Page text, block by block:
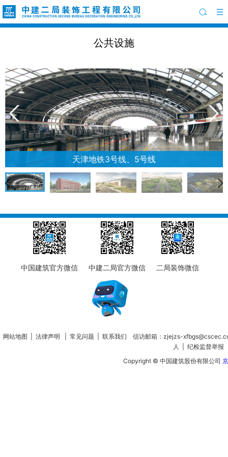
公共设施
天津地铁3号线、5号线
中国建筑官方微信 中建二局官方微信 二局装饰微信
网站地图 法律声明 常见问题 联系我们 信访邮箱：zjejzs-
人
纪检监督举报
Copyright © 中国建筑股份有限公司